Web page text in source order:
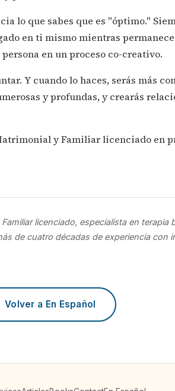
lo que sabes que es "óptimo."
en ti mismo mientras
en un proceso co-creativo.
Y cuando lo haces, serás más
y profundas, y crearás
y Familiar licenciado en
licenciado, especialista en terapia
de cuatro décadas de experiencia con
Volver a En Español